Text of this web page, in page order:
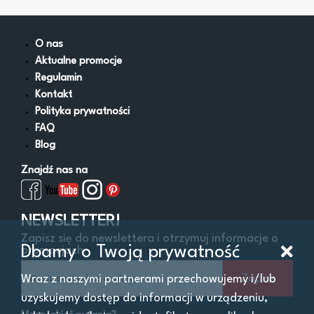
Napełniacze do oleju
Obsługa AdBlue
Pistolety do paliw i oleju
Pompy do oleju
Pompy do paliw
Pozostałe
Smarownice
Zestawy naprawcze gniazd korków oleju
Zlewarki
Filtry
O nas
Aktualne promocje
Regulamin
Kontakt
Polityka prywatności
FAQ
Blog
Znajdź nas na
NEWSLETTER!
Zapisz się do newslettera i otrzymuj informacje o
promocjach
Zapisz
Dbamy o Twoją prywatność
Wraz z naszymi partnerami przechowujemy i/lub
uzyskujemy dostęp do informacji w urządzeniu,